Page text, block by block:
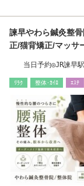
諫早やわら鍼灸整
正/猫背矯正/マッサ
当日予約◎JR諫早
ﾘﾗｸ 整体･ｶｲﾛ ｴｽﾃ